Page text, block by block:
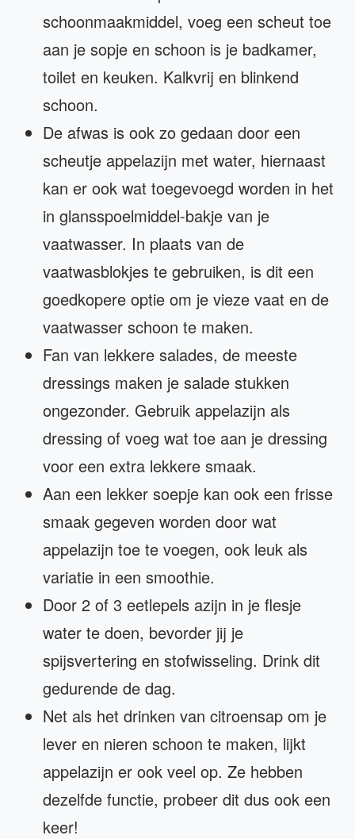
schoonmaakmiddel, voeg een scheut toe
aan je sopje en schoon is je badkamer,
toilet en keuken. Kalkvrij en blinkend
schoon.
De afwas is ook zo gedaan door een
scheutje appelazijn met water, hiernaast
kan er ook wat toegevoegd worden in het
in glansspoelmiddel-bakje van je
vaatwasser. In plaats van de
vaatwasblokjes te gebruiken, is dit een
goedkopere optie om je vieze vaat en de
vaatwasser schoon te maken.
Fan van lekkere salades, de meeste
dressings maken je salade stukken
ongezonder. Gebruik appelazijn als
dressing of voeg wat toe aan je dressing
voor een extra lekkere smaak.
Aan een lekker soepje kan ook een frisse
smaak gegeven worden door wat
appelazijn toe te voegen, ook leuk als
variatie in een smoothie.
Door 2 of 3 eetlepels azijn in je flesje
water te doen, bevorder jij je
spijsvertering en stofwisseling. Drink dit
gedurende de dag.
Net als het drinken van citroensap om je
lever en nieren schoon te maken, lijkt
appelazijn er ook veel op. Ze hebben
dezelfde functie, probeer dit dus ook een
keer!